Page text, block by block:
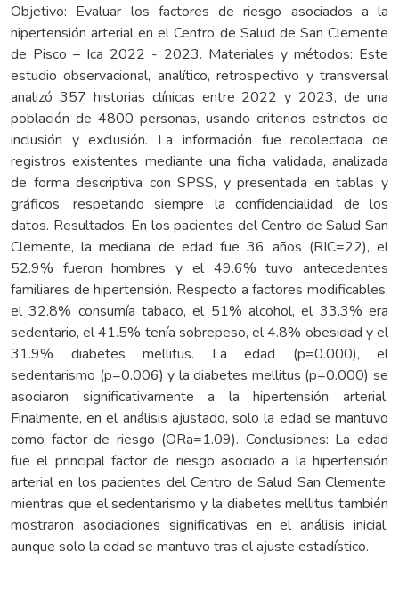
Objetivo: Evaluar los factores de riesgo asociados a la
hipertensión arterial en el Centro de Salud de San Clemente
de Pisco – Ica 2022 - 2023. Materiales y métodos: Este
estudio observacional, analítico, retrospectivo y transversal
analizó 357 historias clínicas entre 2022 y 2023, de una
población de 4800 personas, usando criterios estrictos de
inclusión y exclusión. La información fue recolectada de
registros existentes mediante una ficha validada, analizada
de forma descriptiva con SPSS, y presentada en tablas y
gráficos, respetando siempre la confidencialidad de los
datos. Resultados: En los pacientes del Centro de Salud San
Clemente, la mediana de edad fue 36 años (RIC=22), el
52.9% fueron hombres y el 49.6% tuvo antecedentes
familiares de hipertensión. Respecto a factores modificables,
el 32.8% consumía tabaco, el 51% alcohol, el 33.3% era
sedentario, el 41.5% tenía sobrepeso, el 4.8% obesidad y el
31.9% diabetes mellitus. La edad (p=0.000), el
sedentarismo (p=0.006) y la diabetes mellitus (p=0.000) se
asociaron significativamente a la hipertensión arterial.
Finalmente, en el análisis ajustado, solo la edad se mantuvo
como factor de riesgo (ORa=1.09). Conclusiones: La edad
fue el principal factor de riesgo asociado a la hipertensión
arterial en los pacientes del Centro de Salud San Clemente,
mientras que el sedentarismo y la diabetes mellitus también
mostraron asociaciones significativas en el análisis inicial,
aunque solo la edad se mantuvo tras el ajuste estadístico.